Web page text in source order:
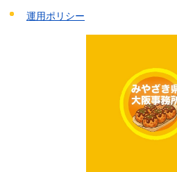
運用ポリシー